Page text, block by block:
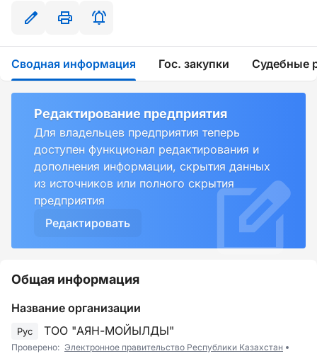
Сводная информация Гос. закупки Судебные
Редактирование предприятия
Для владельцев предприятия теперь
доступен функционал редактирования и
дополнения информации, скрытия данных
из источников или полного скрытия
предприятия
Редактировать
Общая информация
Название организации
Рус ТОО "АЯН-МОЙЫЛДЫ"
Проверено: Электронное правительство Республики Казахстан